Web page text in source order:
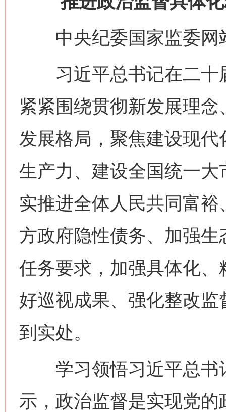
中央纪委国家监委网
习近平总书记在二十
紧紧围绕贯彻新发展理
发展格局，聚焦建设现
生产力、建设全国统一
实推进全体人民共同富
方政府隐性债务、加强
任务要求，加强具体化
好巡视成果、强化整改
到实处。
学习领悟习近平总书
示，政治监督是实现党